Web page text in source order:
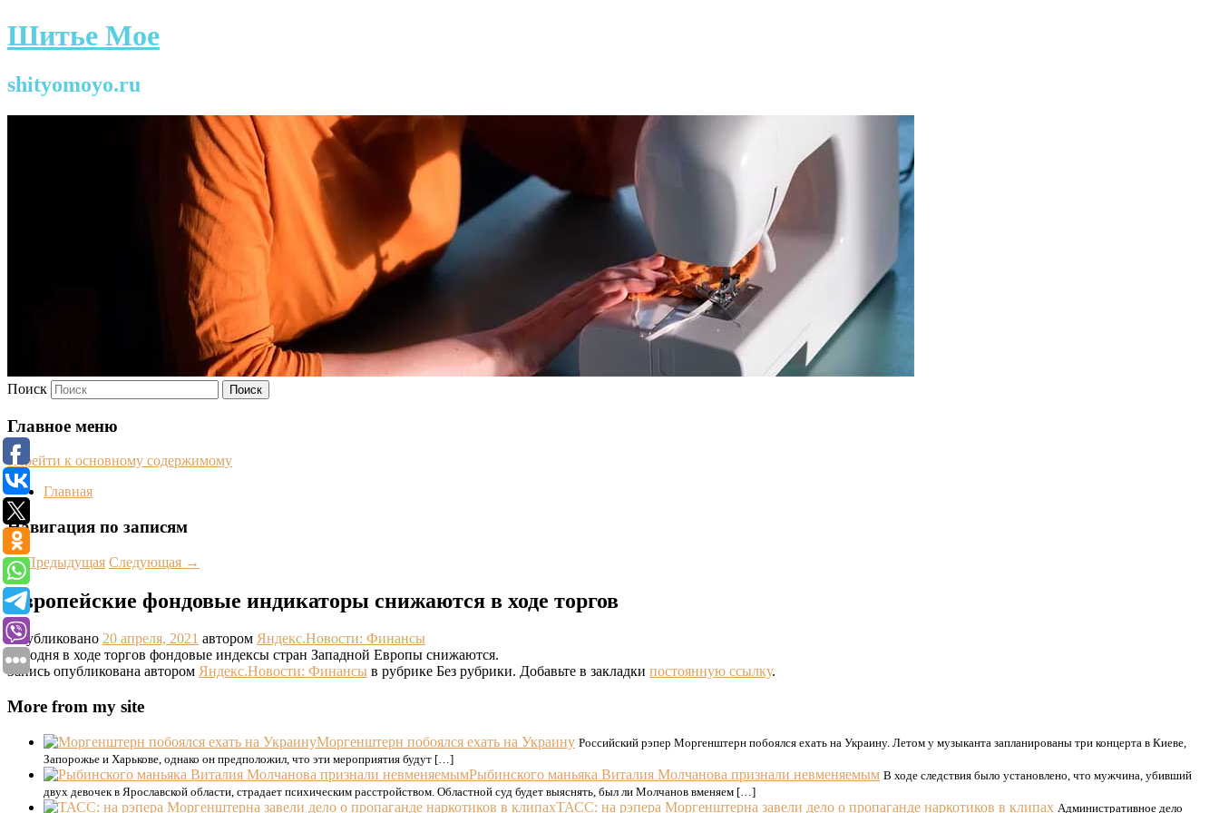
Шитье Мое
shityomoyo.ru
Поиск
Главное меню
Перейти к основному содержимому
Главная
Навигация по записям
←Предыдущая Следующая →
Европейские фондовые индикаторы снижаются в ходе торгов
Опубликовано 20 апреля, 2021 автором Яндекс.Новости: Финансы
Сегодня в ходе торгов фондовые индексы стран Западной Европы снижаются.
Запись опубликована автором Яндекс.Новости: Финансы в рубрике Без рубрики. Добавьте в закладки постоянную ссылку.
More from my site
Моргенштерн побоялся ехать на Украину Российский рэпер Моргенштерн побоялся ехать на Украину. Летом у музыканта запланированы три концерта в Киеве,
Запорожье и Харькове, однако он предположил, что эти мероприятия будут […]
Рыбинского маньяка Виталия Молчанова признали невменяемым В ходе следствия было установлено, что мужчина, убивший
двух девочек в Ярославской области, страдает психическим расстройством. Областной суд будет выяснять, был ли Молчанов вменяем […]
ТАСС: на рэпера Моргенштерна завели дело о пропаганде наркотиков в клипах Административное дело